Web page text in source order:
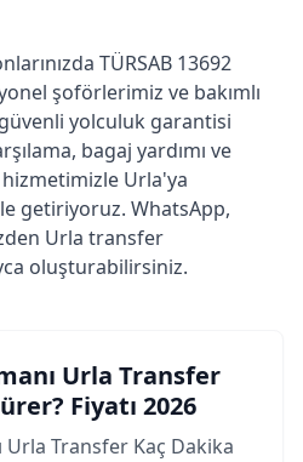
TÜRSAB 13692
şoförlerimiz ve bakımlı
yolculuk garantisi
bagaj yardımı ve
Urla'ya
getiriyoruz. WhatsApp,
Urla transfer
oluşturabilirsiniz.
Urla Transfer
Fiyatı 2026
Urla Transfer Kaç Dakika